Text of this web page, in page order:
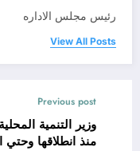
رئيس مجلس الاداره
View All Posts
Previous post
وزير التنمية